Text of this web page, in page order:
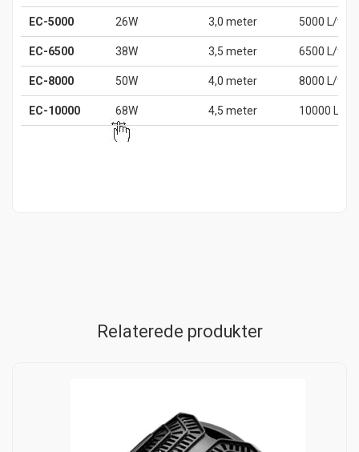
EC-5000 26W 3,0 meter 5000 L/
EC-6500 38W 3,5 meter 6500 L/
EC-8000 50W 4,0 meter 8000 L/
EC-10000 68W 4,5 meter 10000 L/
Relaterede produkter